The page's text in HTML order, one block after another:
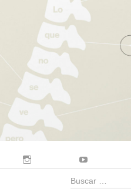
Buscar